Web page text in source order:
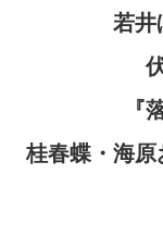
若井
『
桂春蝶・海